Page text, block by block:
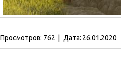
Просмотров: 762 Дата: 26.01.2020